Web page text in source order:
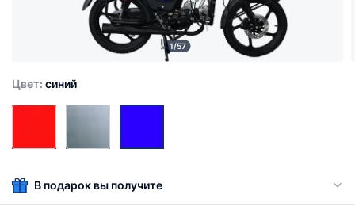
1/57
Цвет: синий
В подарок вы получите